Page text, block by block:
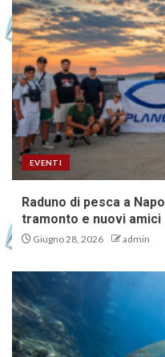
EVENTI
Raduno di pesca a
tramonto e nuovi amici
Giugno 28, 2026 admin